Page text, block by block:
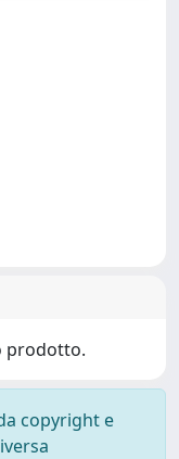
prodotto.
copyright e